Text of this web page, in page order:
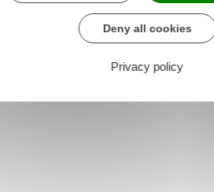
Deny all cookies
Privacy policy